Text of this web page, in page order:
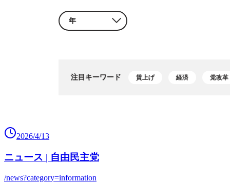
2026/4/13
ニュース | 自由民主党
/news?category=information